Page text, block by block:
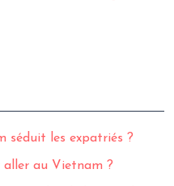
séduit les expatriés ?
aller au Vietnam ?